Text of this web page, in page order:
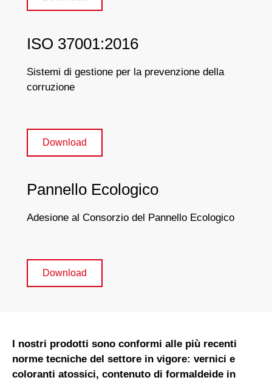
ISO 37001:2016
Sistemi di gestione per la prevenzione della
corruzione
Download
Pannello Ecologico
Adesione al Consorzio del Pannello Ecologico
Download
I nostri prodotti sono conformi alle più recenti
norme tecniche del settore in vigore: vernici e
coloranti atossici, contenuto di formaldeide in